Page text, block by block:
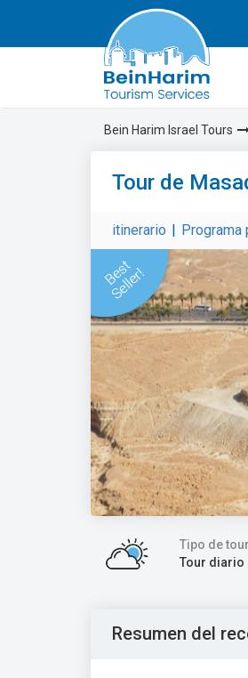
Bein Harim Israel Tours
Tour de
itinerario | Programa
Tipo de tour
Tour diario
Resumen del